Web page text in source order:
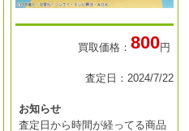
買取価格： 800円
査定日：2024/7/22
お知らせ
査定日から時間が経ってる商品